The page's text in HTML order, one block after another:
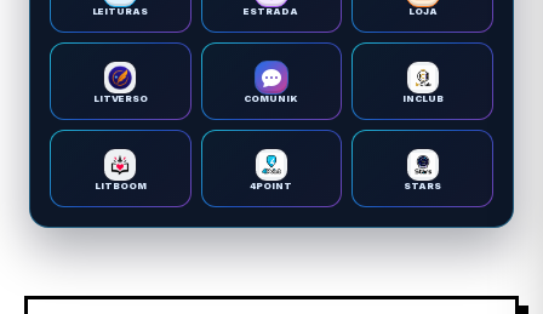
LEITURAS ESTRADA LOJA
LITVERSO COMUNIK INCLUB
LITBOOM 4POINT STARS